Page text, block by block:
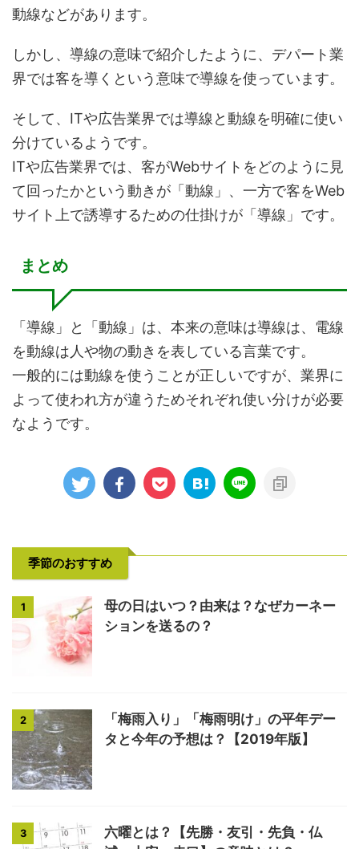
動線などがあります。
しかし、導線の意味で紹介したように、デパート業
界では客を導くという意味で導線を使っています。
そして、ITや広告業界では導線と動線を明確に使い
分けているようです。
ITや広告業界では、客がWebサイトをどのように見
て回ったかという動きが「動線」、一方で客をWeb
サイト上で誘導するための仕掛けが「導線」です。
まとめ
「導線」と「動線」は、本来の意味は導線は、電線
を動線は人や物の動きを表している言葉です。
一般的には動線を使うことが正しいですが、業界に
よって使われ方が違うためそれぞれ使い分けが必要
なようです。
季節のおすすめ
1
母の日はいつ？由来は？なぜカーネー
ションを送るの？
2
「梅雨入り」「梅雨明け」の平年デー
タと今年の予想は？【2019年版】
3
六曜とは？【先勝・友引・先負・仏